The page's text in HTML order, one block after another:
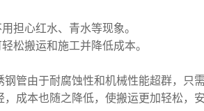
心红水、青水等现象。
搬运和施工并降低成本。
由于耐腐蚀性和机械性能超群，只
，成本也随之降低，使搬运更加轻松，